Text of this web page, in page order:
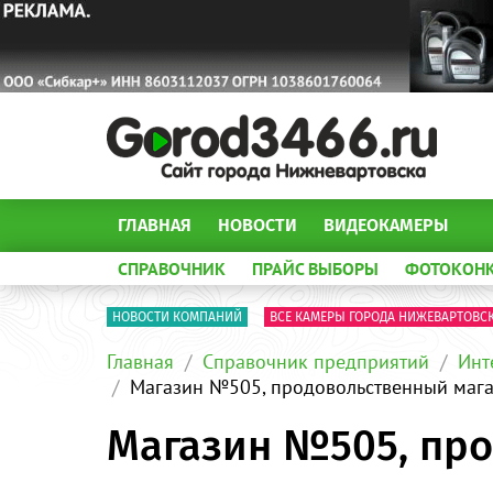
ГЛАВНАЯ НОВОСТИ ВИДЕОКАМЕРЫ
СПРАВОЧНИК ПРАЙС ВЫБОРЫ
НОВОСТИ КОМПАНИЙ ВСЕ КАМЕРЫ ГОРОДА
Главная Справочник предприятий
Магазин №505, продовольственный
Магазин №505,